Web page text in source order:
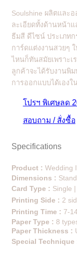
Soulshine ผลิตและ
ละเอียดทั้งด้านหน้า
ธีมสี ดีไซน์ ประเภท
การ์ดแต่งงานสวยๆ
ไหนก็ทันสมัยเพราะ
ลูกค้าจะได้รับงานพิ
การออกแบบได้เอง
โปรฯ พิเศษลด
สอบถาม / สั่งซื้อ
Specifications
Product : Wedding
Dimensions :
Card Type : Single
Printing Side : 2
Printing Time : 7-
Paper Type : 8
Paper Thickness :
Special Technique